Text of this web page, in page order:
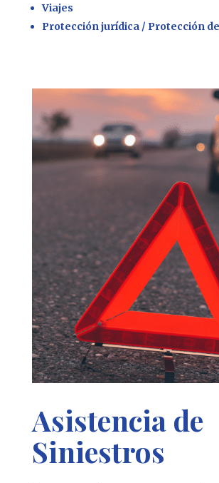
Viajes
Protección jurídica / Protección
Asistencia de
Siniestros